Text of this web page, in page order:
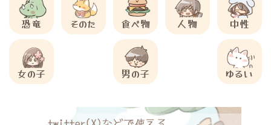
恐竜 そのた 食べ物 人物 中性
女の子 男の子 ゆるい